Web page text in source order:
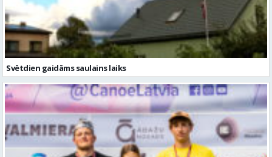
Svētdien gaidāms saulains laiks